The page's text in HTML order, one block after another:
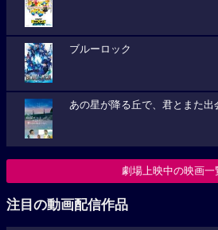
ブルーロック
あの星が降る丘で、君とまた出
劇場上映中の映画一
注目の動画配信作品